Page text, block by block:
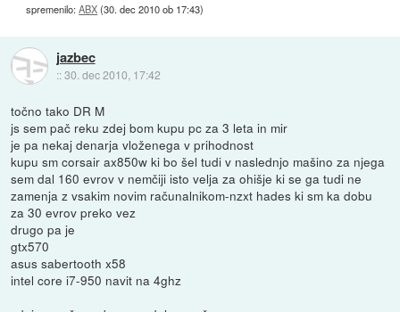
spremenilo:ABX(30. dec 2010 ob 17:43)
jazbec
::30. dec 2010, 17:42
točno tako DR M
js sem pač reku zdej bom kupu pc za 3 leta in mir
je pa nekaj denarja vloženega v prihodnost
kupu sm corsair ax850w ki bo šel tudi v naslednjo mašino za njega
sem dal 160 evrov v nemčiji isto velja za ohišje ki se ga tudi ne
zamenja z vsakim novim računalnikom-nzxt hades ki sm ka dobu
za 30 evrov preko vez
drugo pa je
gtx570
asus sabertooth x58
intel core i7-950 navit na 4ghz